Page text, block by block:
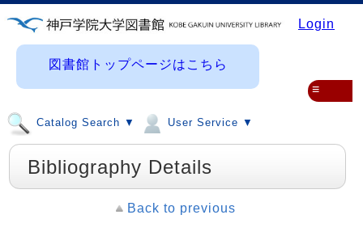
Login
図書館トップページはこちら
Catalog Search ▼ User Service ▼
≡
Bibliography Details
Back to previous